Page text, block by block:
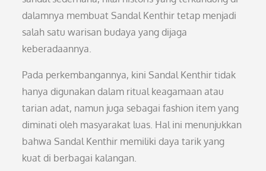
dalamnya membuat Sandal Kenthir tetap menjadi
salah satu warisan budaya yang dijaga
keberadaannya.
Pada perkembangannya, kini Sandal Kenthir tidak
hanya digunakan dalam ritual keagamaan atau
tarian adat, namun juga sebagai fashion item yang
diminati oleh masyarakat luas. Hal ini menunjukkan
bahwa Sandal Kenthir memiliki daya tarik yang
kuat di berbagai kalangan.